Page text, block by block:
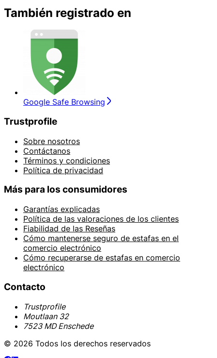
También registrado en
Google Safe Browsing
Trustprofile
Sobre nosotros
Contáctanos
Términos y condiciones
Política de privacidad
Más para los consumidores
Garantías explicadas
Política de las valoraciones de los clientes
Fiabilidad de las Reseñas
Cómo mantenerse seguro de estafas en el
comercio electrónico
Cómo recuperarse de estafas en comercio
electrónico
Contacto
Trustprofile
Moutlaan 32
7523 MD Enschede
© 2026 Todos los derechos reservados